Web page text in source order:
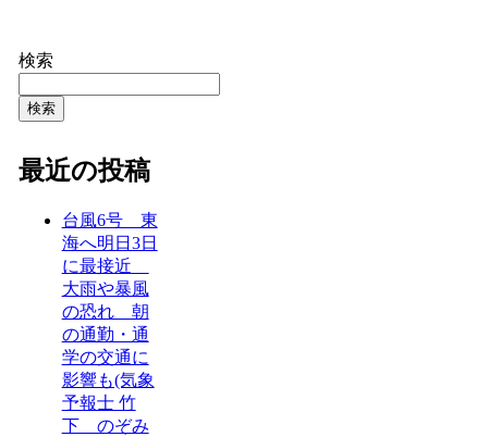
検索
検索
最近の投稿
台風6号 東
海へ明日3日
に最接近
大雨や暴風
の恐れ 朝
の通勤・通
学の交通に
影響も(気象
予報士 竹
下 のぞみ